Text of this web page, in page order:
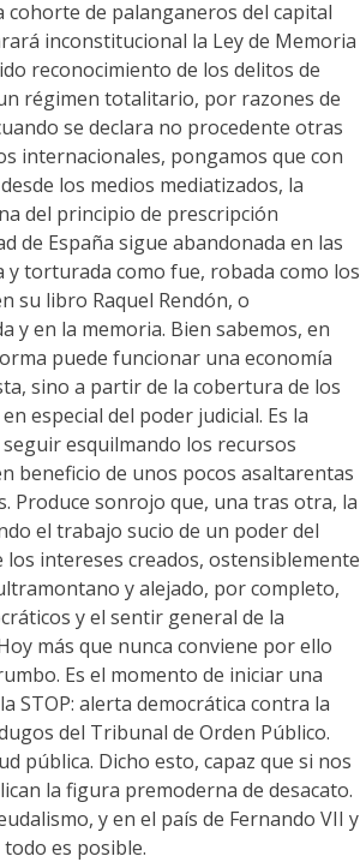
cohorte de palanganeros del capital
inconstitucional la Ley de Memoria
reconocimiento de los delitos de
régimen totalitario, por razones de
se declara no procedente otras
internacionales, pongamos que con
los medios mediatizados, la
del principio de prescripción
de España sigue abandonada en las
y torturada como fue, robada como los
su libro Raquel Rendón, o
y en la memoria. Bien sabemos, en
puede funcionar una economía
sino a partir de la cobertura de los
especial del poder judicial. Es la
esquilmando los recursos
beneficio de unos pocos asaltarentas
Produce sonrojo que, una tras otra, la
el trabajo sucio de un poder del
los intereses creados, ostensiblemente
y alejado, por completo,
y el sentir general de la
más que nunca conviene por ello
Es el momento de iniciar una
STOP: alerta democrática contra la
del Tribunal de Orden Público.
pública. Dicho esto, capaz que si nos
la figura premoderna de desacato.
y en el país de Fernando VII y
es posible.